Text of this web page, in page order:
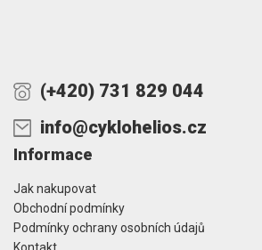
(+420) 731 829 044
info@cyklohelios.cz
Informace
Jak nakupovat
Obchodní podmínky
Podmínky ochrany osobních údajů